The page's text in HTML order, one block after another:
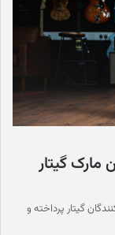
مارک گیتار
گیتار پرداخته و